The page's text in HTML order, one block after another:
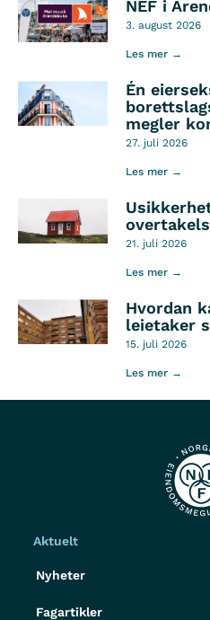
NEF i
3. august 2026
Les mer →
Én
megler
27. juli 2026
Les mer →
21. juli 2026
Les mer →
Hvordan
leietaker
15. juli 2026
Les mer →
Aktuelt
Nyheter
Fagartikler